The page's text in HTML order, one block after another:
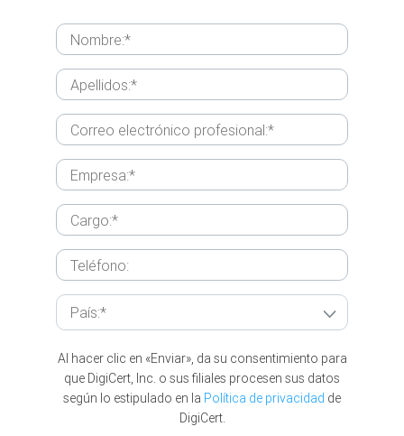
Al hacer clic en «Enviar», da su consentimiento para
que DigiCert, Inc. o sus filiales procesen sus datos
según lo estipulado en la Política de privacidad de
DigiCert.